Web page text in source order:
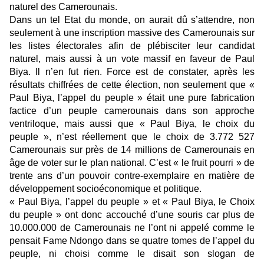
naturel des Camerounais.
Dans un tel Etat du monde, on aurait dû s’attendre, non
seulement à une inscription massive des Camerounais sur
les listes électorales afin de plébisciter leur candidat
naturel, mais aussi à un vote massif en faveur de Paul
Biya. Il n’en fut rien. Force est de constater, après les
résultats chiffrées de cette élection, non seulement que «
Paul Biya, l’appel du peuple » était une pure fabrication
factice d’un peuple camerounais dans son approche
ventriloque, mais aussi que « Paul Biya, le choix du
peuple », n’est réellement que le choix de 3.772 527
Camerounais sur près de 14 millions de Camerounais en
âge de voter sur le plan national. C’est « le fruit pourri » de
trente ans d’un pouvoir contre-exemplaire en matière de
développement socioéconomique et politique.
« Paul Biya, l’appel du peuple » et « Paul Biya, le Choix
du peuple » ont donc accouché d’une souris car plus de
10.000.000 de Camerounais ne l’ont ni appelé comme le
pensait Fame Ndongo dans se quatre tomes de l’appel du
peuple, ni choisi comme le disait son slogan de